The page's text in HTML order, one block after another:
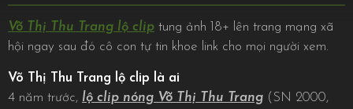
Võ Thị Thu Trang lộ clip tung ảnh 18+ lên trang mạng xã
hội ngay sau đó cô con tự tin khoe link cho mọi người xem.
Võ Thị Thu Trang lộ clip là ai
4 năm trước, lộ clip nóng Võ Thị Thu Trang (SN 2000,